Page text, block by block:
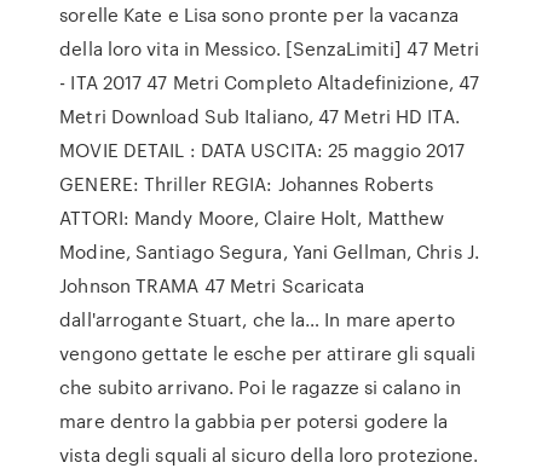
sorelle Kate e Lisa sono pronte per la vacanza
della loro vita in Messico. [SenzaLimiti] 47 Metri
- ITA 2017 47 Metri Completo Altadefinizione, 47
Metri Download Sub Italiano, 47 Metri HD ITA.
MOVIE DETAIL : DATA USCITA: 25 maggio 2017
GENERE: Thriller REGIA: Johannes Roberts
ATTORI: Mandy Moore, Claire Holt, Matthew
Modine, Santiago Segura, Yani Gellman, Chris J.
Johnson TRAMA 47 Metri Scaricata
dall'arrogante Stuart, che la… In mare aperto
vengono gettate le esche per attirare gli squali
che subito arrivano. Poi le ragazze si calano in
mare dentro la gabbia per potersi godere la
vista degli squali al sicuro della loro protezione.